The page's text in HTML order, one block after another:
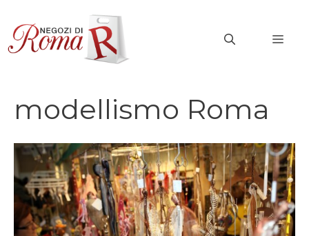
contenuto
modellismo Roma